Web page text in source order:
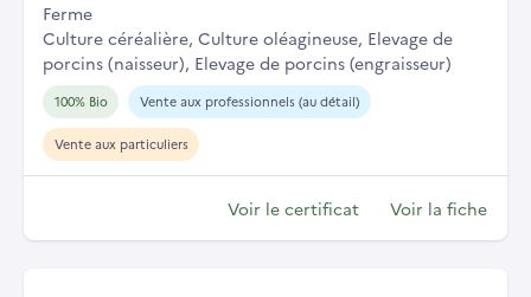
Ferme
Culture céréalière, Culture oléagineuse, Elevage de
porcins (naisseur), Elevage de porcins (engraisseur)
100% Bio Vente aux professionnels (au détail)
Vente aux particuliers
Voir le certificat Voir la fiche